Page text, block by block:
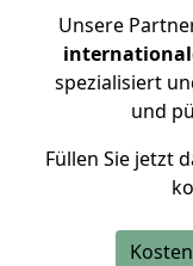
Unsere
spezialisiert
und
Füllen Sie jetzt